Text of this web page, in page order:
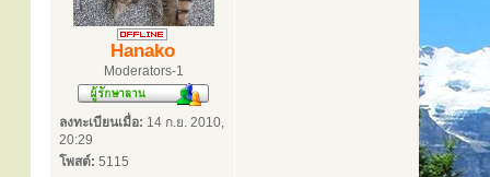
Hanako
Moderators-1
ลงทะเบียนเมื่อ: 14 ก.ย. 2010,
20:29
โพสต์: 5115